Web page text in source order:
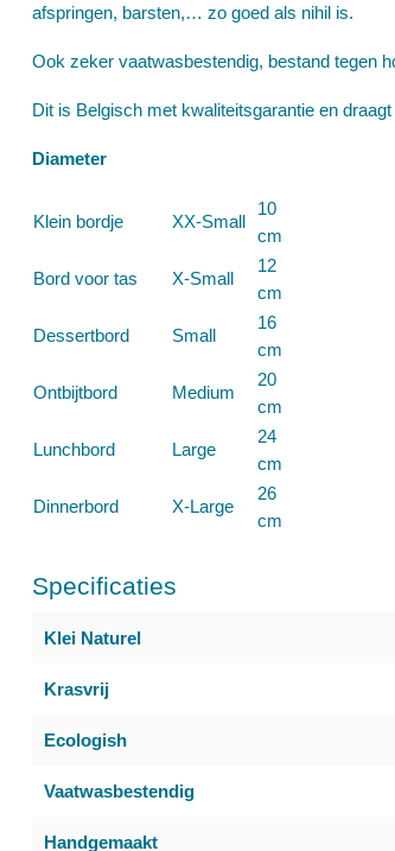
afspringen, barsten,… zo goed als nihil is.
Ook zeker vaatwasbestendig, bestand tegen
Dit is Belgisch met kwaliteitsgarantie en
Diameter
Klein bordje XX-Small
10
cm
Bord voor tas X-Small
12
cm
Dessertbord Small
16
cm
Ontbijtbord Medium
20
cm
Lunchbord Large
24
cm
Dinnerbord X-Large
26
cm
Specificaties
Klei Naturel
Krasvrij
Ecologish
Vaatwasbestendig
Handgemaakt